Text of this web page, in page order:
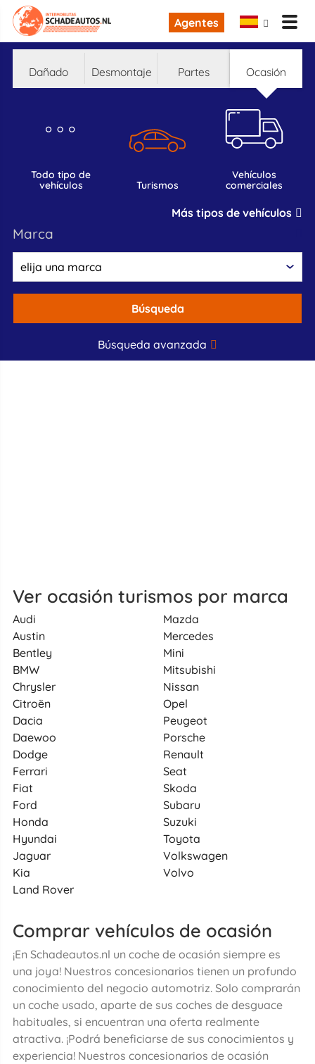
Agentes
dañado desmontaje partes ocasión
todo tipo de
vehículos
turismos
vehículos
comerciales
Más tipos de vehículos
marca
Búsqueda
Búsqueda avanzada
Ver ocasión turismos por marca
Audi
Austin
Bentley
BMW
Chrysler
Citroën
Dacia
Daewoo
Dodge
Ferrari
Fiat
Ford
Honda
Hyundai
Jaguar
Kia
Land Rover
Mazda
Mercedes
Mini
Mitsubishi
Nissan
Opel
Peugeot
Porsche
Renault
Seat
Skoda
Subaru
Suzuki
Toyota
Volkswagen
Volvo
Comprar vehículos de ocasión
¡En Schadeautos.nl un coche de ocasión siempre es
una joya! Nuestros concesionarios tienen un profundo
conocimiento del negocio automotriz. Solo comprarán
un coche usado, aparte de sus coches de desguace
habituales, si encuentran una oferta realmente
atractiva. ¡Podrá beneficiarse de sus conocimientos y
experiencia! Nuestros concesionarios de ocasión